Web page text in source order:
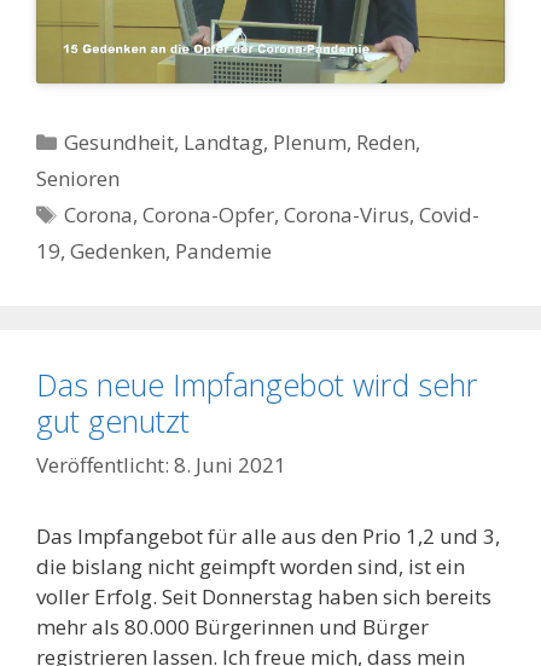
Kategorien
Gesundheit, Landtag, Plenum, Reden,
Senioren
Schlagwörter
Corona,Corona-Opfer,Corona-Virus,Covid-
19, Gedenken, Pandemie
Das neue Impfangebot wird sehr
gut genutzt
8. Juni 2021
Das Impfangebot für alle aus den Prio 1,2 und 3,
die bislang nicht geimpft worden sind, ist ein
voller Erfolg. Seit Donnerstag haben sich bereits
mehr als 80.000 Bürgerinnen und Bürger
registrieren lassen. Ich freue mich, dass mein